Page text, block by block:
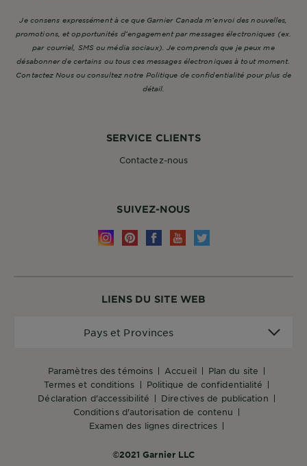
LIENS DU SITE WEB
paramètres des témoins accueil
plan du site
termes et conditions
politique de confidentialité
déclaration d'accessibilité
directives de publication
conditions d'autorisation de contenu
examen des lignes directrices
©2021 Garnier LLC
Pays et Provinces
SERVICE CLIENTS
Contactez-nous
SUIVEZ-NOUS
Je consens expressément à ce que Garnier Canada m’envoi des nouvelles,
promotions, et opportunités d’engagement par messages électroniques (ex.
par courriel, SMS ou média sociaux). Je comprends que je peux me
désabonner de certains ou tous ces messages électroniques à tout moment.
Contactez Nous ou consultez notre Politique de confidentialité pour plus de
détail.